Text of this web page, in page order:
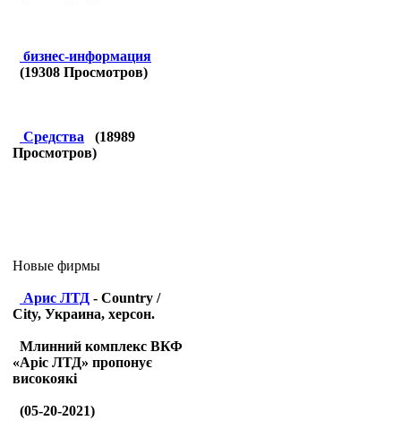
бизнес-информация
(19308 Просмотров)
Средства (18989
Просмотров)
Новые фирмы
Арис ЛТД - Country /
City, Украина, херсон.
Млинний комплекс ВКФ
«Аріс ЛТД» пропонує
високоякі
(05-20-2021)